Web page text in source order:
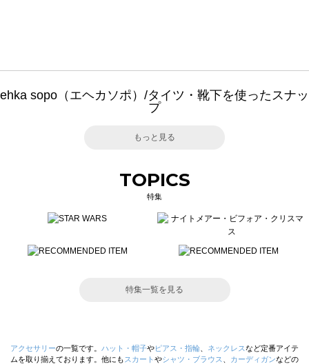
ehka sopo（エヘカソポ）/タイツ・靴下を使ったスナッ
プ
もっと見る
TOPICS
特集
特集一覧を見る
アクセサリーの一覧です。 ハット・帽子やピアス・指輪 ネックレスなど定番アイテ
ムを取り揃えております。他にも スカート やシャツ・ブラウス カーディガンなどの